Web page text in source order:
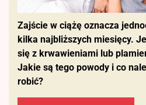
Zajście w ciążę oznacza
kilka najbliższych miesięcy.
się z krwawieniami lub
Jakie są tego powody i co
robić?